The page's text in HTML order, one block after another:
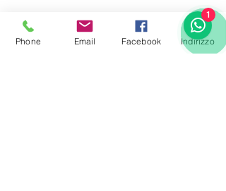
Phone Email Facebook Indirizzo
1